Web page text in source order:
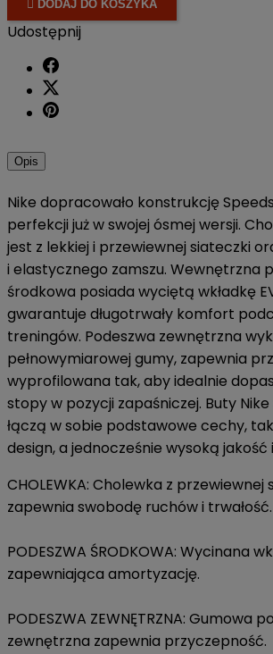
DODAJ DO KOSZYKA
Udostępnij
Opis
Nike dopracowało konstrukcję
perfekcji już w swojej ósmej wersji.
jest z lekkiej i przewiewnej siateczki
i elastycznego zamszu. Wewnętrzna
środkowa posiada wyciętą wkładkę
gwarantuje długotrwały komfort
treningów. Podeszwa zewnętrzna
pełnowymiarowej gumy, zapewnia
wyprofilowana tak, aby idealnie
stopy w pozycji zapaśniczej. Buty
łączą w sobie podstawowe cechy,
design, a jednocześnie wysoką jakość
CHOLEWKA: Cholewka z przewiewnej
zapewnia swobodę ruchów i trwałość.
PODESZWA ŚRODKOWA: Wycinana
zapewniająca amortyzację.
PODESZWA ZEWNĘTRZNA: Gumowa
zewnętrzna zapewnia przyczepność.